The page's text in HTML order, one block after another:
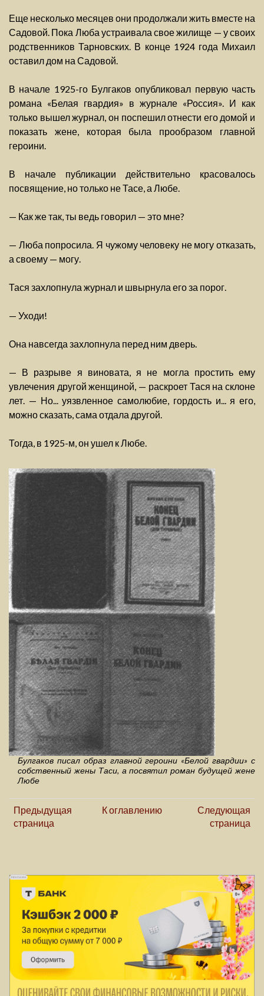
Еще несколько месяцев они продолжали жить вместе на
Садовой. Пока Люба устраивала свое жилище — у своих
родственников Тарновских. В конце 1924 года Михаил
оставил дом на Садовой.
В начале 1925-го Булгаков опубликовал первую часть
романа «Белая гвардия» в журнале «Россия». И как
только вышел журнал, он поспешил отнести его домой и
показать жене, которая была прообразом главной
героини.
В начале публикации действительно красовалось
посвящение, но только не Тасе, а Любе.
— Как же так, ты ведь говорил — это мне?
— Люба попросила. Я чужому человеку не могу отказать,
а своему — могу.
Тася захлопнула журнал и швырнула его за порог.
— Уходи!
Она навсегда захлопнула перед ним дверь.
— В разрыве я виновата, я не могла простить ему
увлечения другой женщиной, — раскроет Тася на склоне
лет. — Но... уязвленное самолюбие, гордость и... я его,
можно сказать, сама отдала другой.
Тогда, в 1925-м, он ушел к Любе.
Булгаков писал образ главной героини «Белой гвардии» с
собственный жены Таси, а посвятил роман будущей жене
Любе
Предыдущая
страница
К оглавлению
Следующая
страница